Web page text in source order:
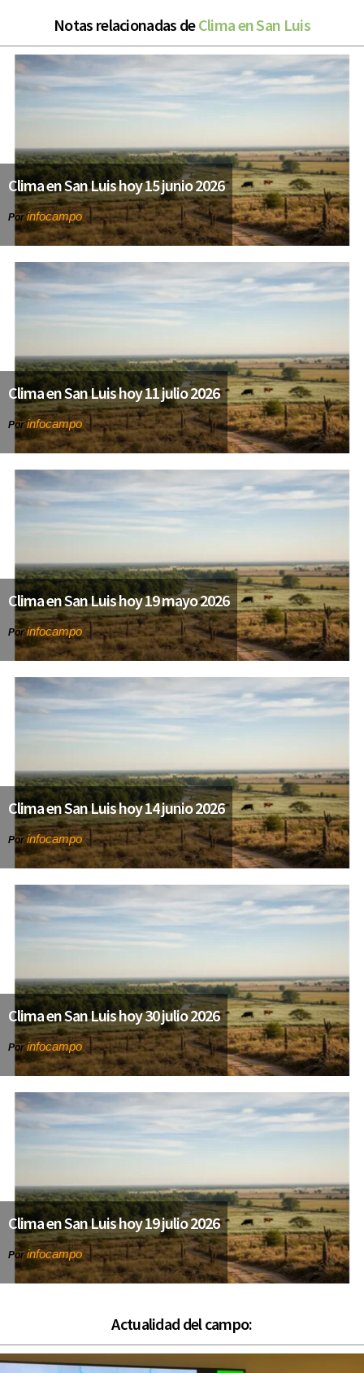
Notas relacionadas deClima en San Luis
Clima en San Luis hoy 15 junio 2026
Porinfocampo
Clima en San Luis hoy 11 julio 2026
Porinfocampo
Clima en San Luis hoy 19 mayo 2026
Porinfocampo
Clima en San Luis hoy 14 junio 2026
Porinfocampo
Clima en San Luis hoy 30 julio 2026
Porinfocampo
Clima en San Luis hoy 19 julio 2026
Porinfocampo
Actualidad del campo: